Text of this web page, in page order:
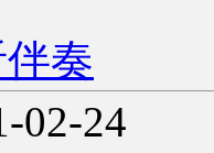
奏
02-24